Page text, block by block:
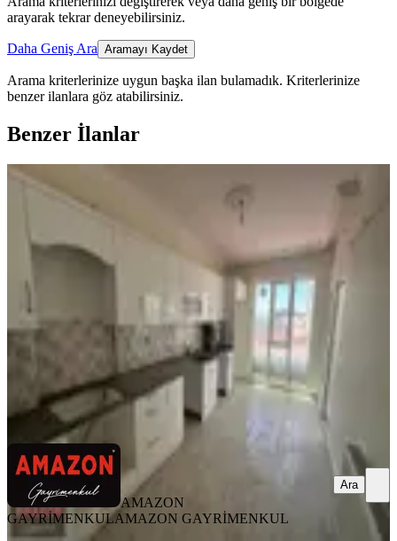
arayarak tekrar deneyebilirsiniz.
Daha Geniş Ara Aramayı Kaydet
Arama kriterlerinize uygun başka ilan bulamadık. Kriterlerinize
benzer ilanlara göz atabilirsiniz.
Benzer İlanlar
YENİ
Arkası 4+1 Teraslı Kiralık
1. Kat· 08.08.2026
AMAZON GAYRİMENKUL AMAZON GAYRİMENKUL
AMAZON
GAYRİMENKULAMAZON GAYRİMENKUL
Ara